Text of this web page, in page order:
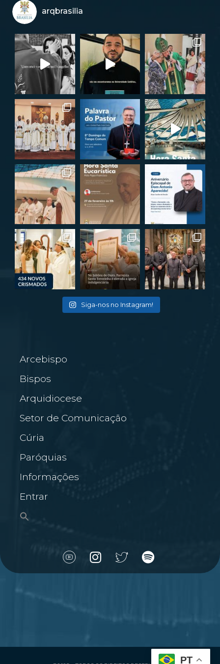
arqbrasilia
Siga-nos no Instagram!
Arcebispo
Bispos
Arquidiocese
Setor de Comunicação
Cúria
Paróquias
Informações
Entrar
PT